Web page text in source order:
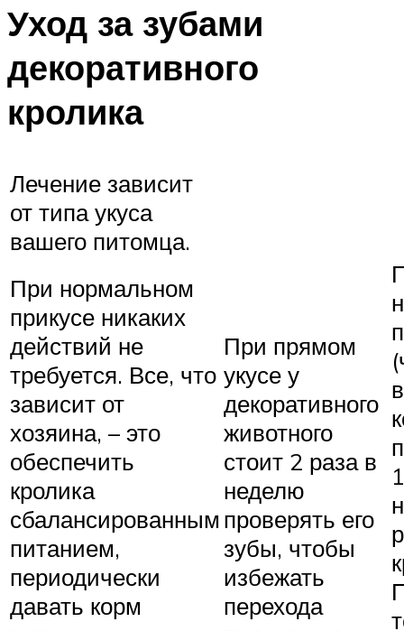
Уход за зубами
декоративного
кролика
Лечение зависит
от типа укуса
вашего питомца.
При нормальном
прикусе никаких
действий не
требуется. Все, что
зависит от
хозяина, – это
обеспечить
кролика
сбалансированным
питанием,
периодически
давать корм
При прямом
укусе у
декоративного
животного
стоит 2 раза в
неделю
проверять его
зубы, чтобы
избежать
перехода